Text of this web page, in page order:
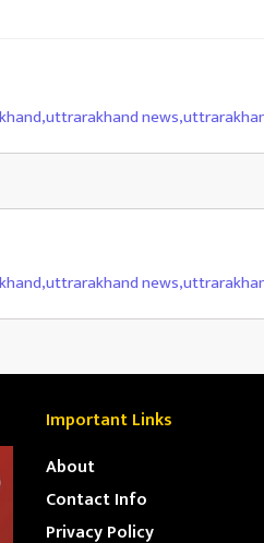
,uttrarakhand news,
,uttrarakhand news,
Important Links
About
Contact Info
Privacy Policy